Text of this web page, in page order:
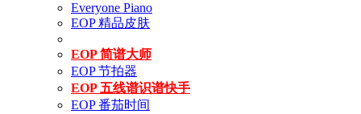
Everyone Piano
EOP 精品皮肤
EOP 简谱大师
EOP 节拍器
EOP 五线谱识谱快手
EOP 番茄时间